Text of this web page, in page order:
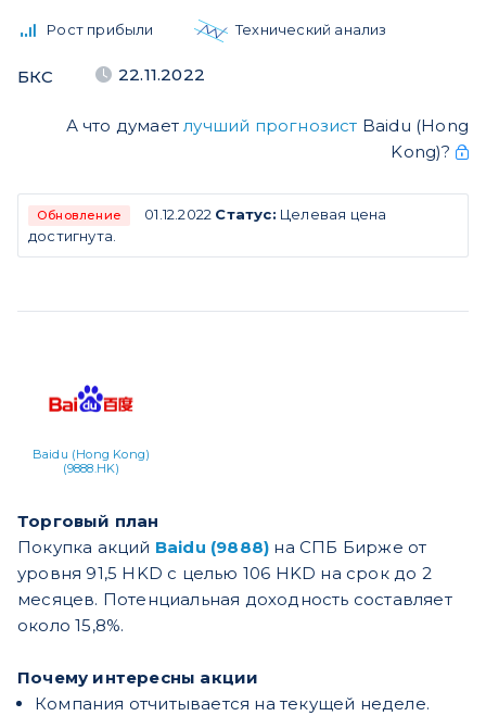
Рост прибыли Технический анализ
БКС 22.11.2022
А что думает лучший прогнозист Baidu (Hong
Kong)?
Обновление 01.12.2022 Статус: Целевая цена
достигнута.
Baidu (Hong Kong)
(9888.HK)
Торговый план
Покупка акций Baidu (9888) на СПБ Бирже от
уровня 91,5 HKD с целью 106 HKD на срок до 2
месяцев. Потенциальная доходность составляет
около 15,8%.
Почему интересны акции
Компания отчитывается на текущей неделе.